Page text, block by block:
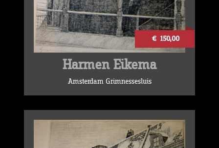
€ 150,00
Harmen Eikema
Amsterdam Grimnessesluis